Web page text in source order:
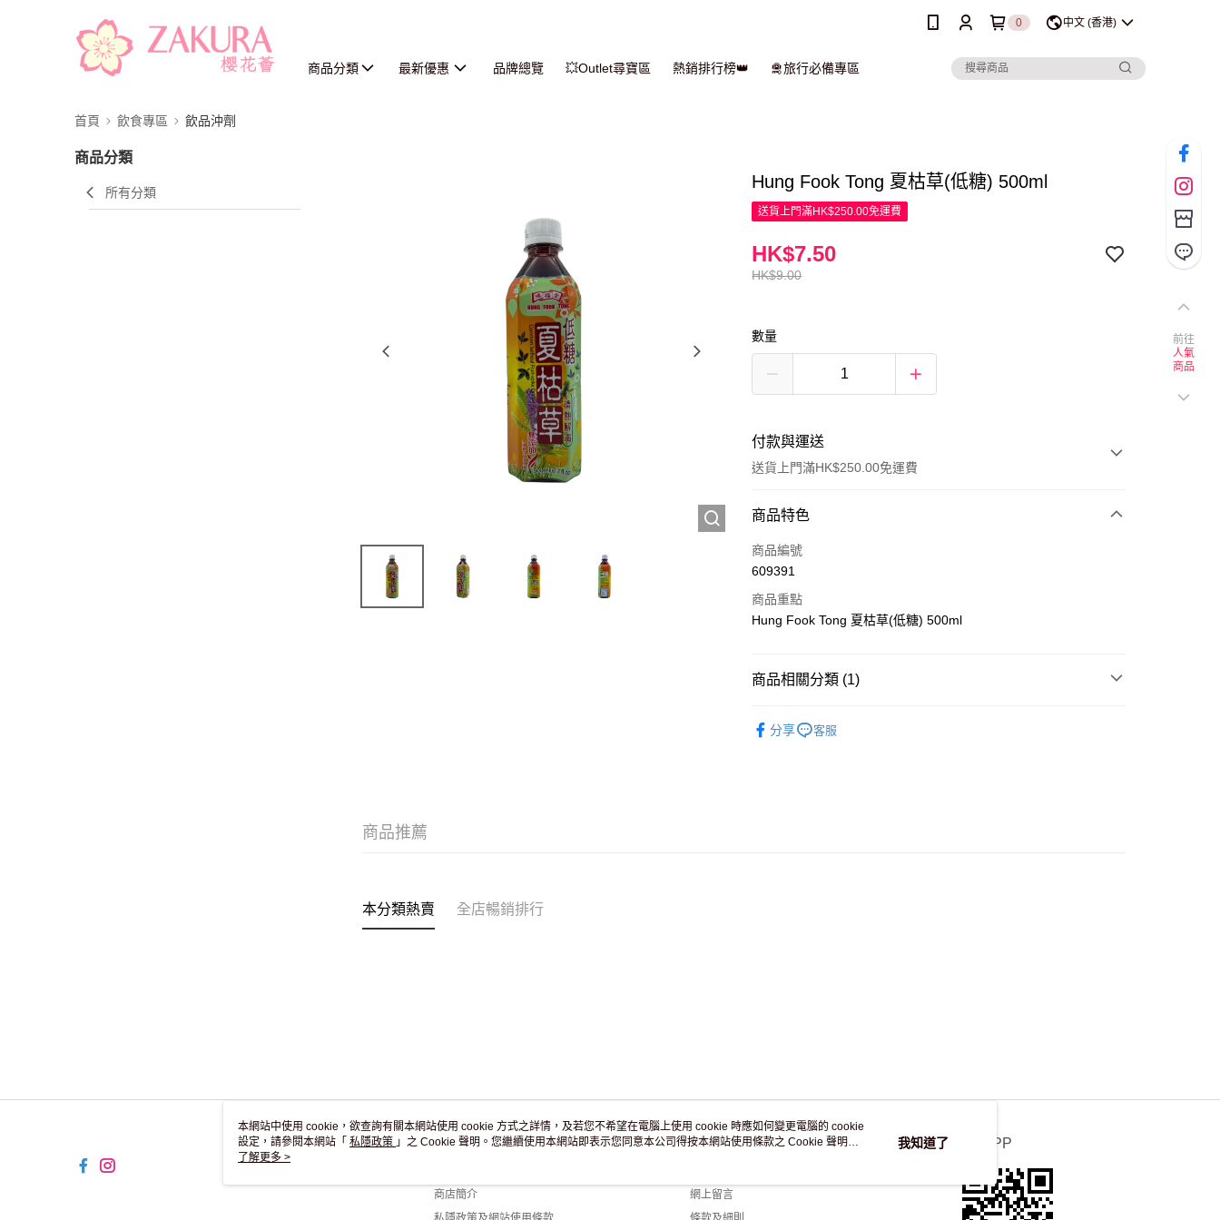
0 中文 (香港)
商品分類 最新優惠 品牌總覽 💥Outlet尋寶區 熱銷排行榜👑 🛅旅行必備專區
首頁 飲食專區 飲品沖劑
商品分類
所有分類
Hung Fook Tong 夏枯草(低糖) 500ml
送貨上門滿HK$250.00免運費
HK$9.00
HK$7.50
數量
付款與運送
送貨上門滿HK$250.00免運費
付款方式
信用卡
AlipayHK
JD京東物流，訂單確認發貨後2-4個工作天送達
商品特色
商品編號
609391
商品重點
Hung Fook Tong 夏枯草(低糖) 500ml
商品相關分類 (1)
分享
客服
商品推薦
本分類熱賣 全店暢銷排行
關於我們
商店簡介
客戶服務
網上留言
官方APP
前往
人氣
商品
本網站中使用 cookie，欲查詢有關本網站使用 cookie 方式之詳情，及若您不希望在電腦上使用 cookie 時應如何變更電腦的 cookie
設定，請參閱本網站「 私隱政策 」之 Cookie 聲明。您繼續使用本網站即表示您同意本公司得按本網站使用條款之 Cookie 聲明使
用 cookie。
了解更多 >
我知道了